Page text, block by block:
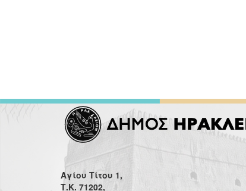
Αγίου Τίτου 1,
Τ.Κ. 71202,